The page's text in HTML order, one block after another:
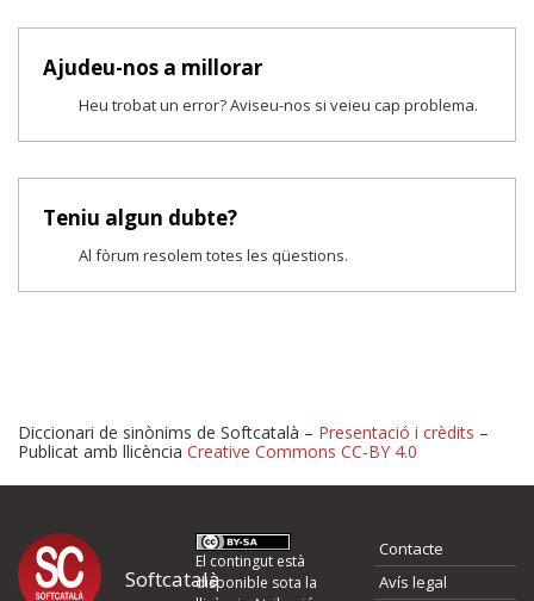
Ajudeu-nos a millorar
Heu trobat un error? Aviseu-nos si veieu cap problema.
Teniu algun dubte?
Al fòrum resolem totes les qüestions.
Proposeu-nos millores o
d'errors
Diccionari de sinònims de Softcatalà – Presentació i crèdits –
Publicat amb llicència Creative Commons CC-BY 4.0
Softcatalà
El contingut està
disponible sota la
Contacte
Avís legal